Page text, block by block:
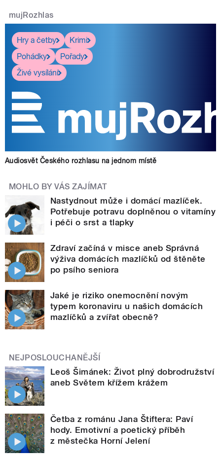
mujRozhlas
Hry a četby
Krimi
Pohádky
Pořady
Živé vysílání
Audiosvět Českého rozhlasu na jednom místě
MOHLO BY VÁS ZAJÍMAT
Nastydnout může i domácí mazlíček.
Potřebuje potravu doplněnou o vitamíny
i péči o srst a tlapky
Zdraví začíná v misce aneb Správná
výživa domácích mazlíčků od štěněte
po psího seniora
Jaké je riziko onemocnění novým
typem koronaviru u našich domácích
mazlíčků a zvířat obecně?
NEJPOSLOUCHANĚJŠÍ
Leoš Šimánek: Život plný dobrodružství
aneb Světem křížem krážem
Četba z románu Jana Štiftera: Paví
hody. Emotivní a poetický příběh
z městečka Horní Jelení